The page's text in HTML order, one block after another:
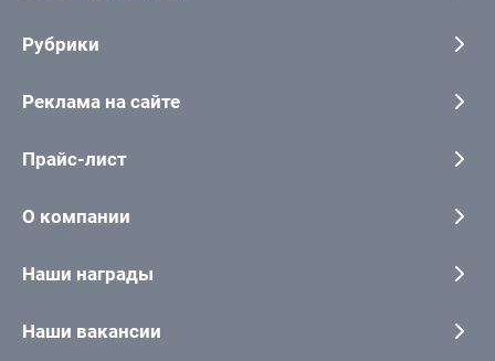
Рубрики
Реклама на сайте
Прайс-лист
О компании
Наши награды
Наши вакансии